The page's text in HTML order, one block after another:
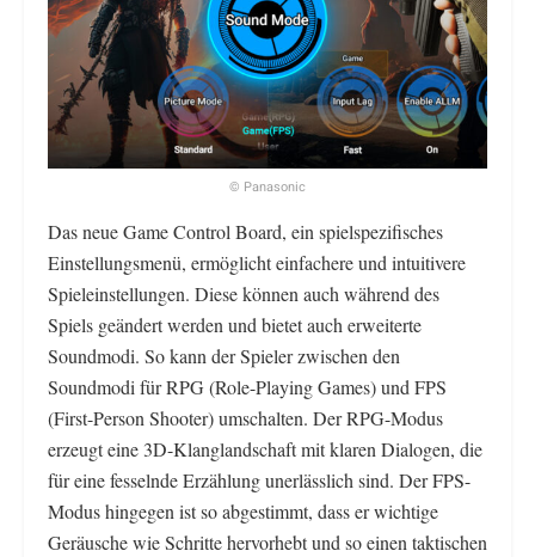
© Panasonic
Das neue Game Control Board, ein spielspezifisches
Einstellungsmenü, ermöglicht einfachere und intuitivere
Spieleinstellungen. Diese können auch während des
Spiels geändert werden und bietet auch erweiterte
Soundmodi. So kann der Spieler zwischen den
Soundmodi für RPG (Role-Playing Games) und FPS
(First-Person Shooter) umschalten. Der RPG-Modus
erzeugt eine 3D-Klanglandschaft mit klaren Dialogen, die
für eine fesselnde Erzählung unerlässlich sind. Der FPS-
Modus hingegen ist so abgestimmt, dass er wichtige
Geräusche wie Schritte hervorhebt und so einen taktischen